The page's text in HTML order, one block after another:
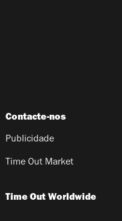
Contacte-nos
Publicidade
Time Out Market
Time Out Worldwide